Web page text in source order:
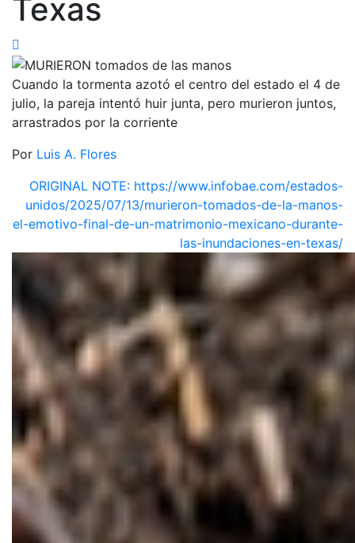
Texas
Cuando la tormenta azotó el centro del estado el 4 de
julio, la pareja intentó huir junta, pero murieron juntos,
arrastrados por la corriente
Por Luis A. Flores
ORIGINAL NOTE: https://www.infobae.com/estados-
unidos/2025/07/13/murieron-tomados-de-la-manos-
el-emotivo-final-de-un-matrimonio-mexicano-durante-
las-inundaciones-en-texas/